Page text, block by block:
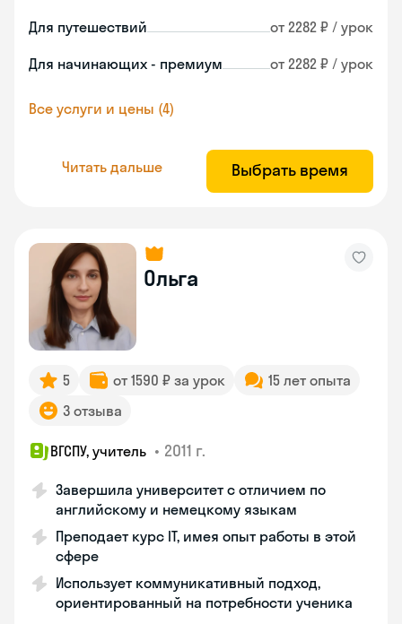
Для путешествий от 2282 ₽ / урок
Для начинающих - премиум от 2282 ₽ / урок
Все услуги и цены (4)
Читать дальше Выбрать время
Ольга
5 от 1590 ₽ за урок
15 лет опыта
3 отзыва
ВГСПУ, учитель • 2011 г.
Завершила университет с отличием по
английскому и немецкому языкам
Преподает курс IT, имея опыт работы в этой
сфере
Использует коммуникативный подход,
ориентированный на потребности ученика